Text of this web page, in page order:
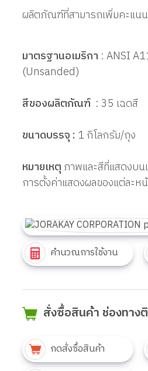
ผลิตภัณฑ์ที่สามารถเพิ่มคะแน
มาตรฐานอเมริกา : ANSI
(Unsanded)
สีของผลิตภัณฑ์ : 35 เฉดสี
ขนาดบรรจุ : 1 กิโลกรัม/ถุง
หมายเหตุ ภาพและสีที่แสดงบน
การตั้งค่าแสดงผลของแต่ละห
คำนวณการใช้งาน
สั่งซื้อสินค้า ช่องทาง
กดสั่งซื้อสินค้า